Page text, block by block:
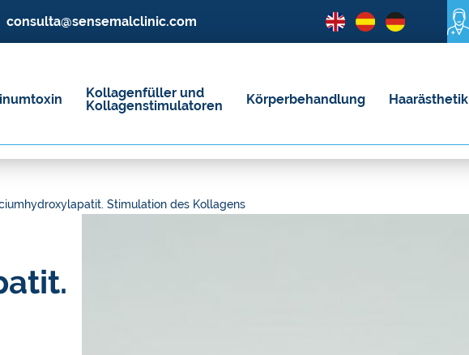
consulta@sensemalclinic.com
Kollagenfüller und
Kollagenstimulatoren
Körperbehandlung Haarästhetik
Stimulation des Kollagens